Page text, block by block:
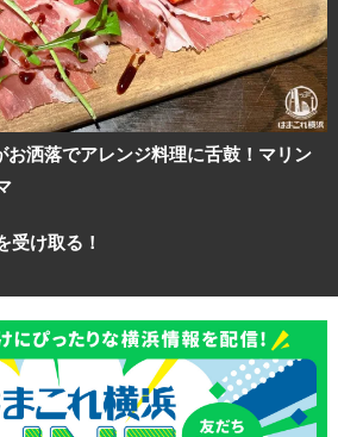
お洒落でアレンジ料理に舌鼓！マリン
受け取る！